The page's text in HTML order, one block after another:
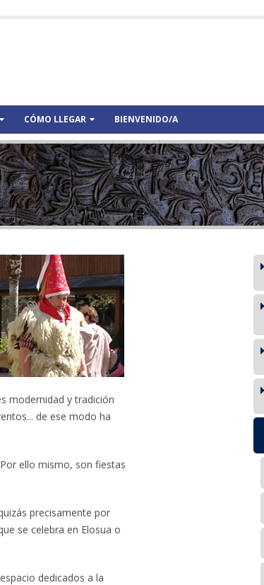
CÓMO LLEGAR BIENVENIDO/A
modernidad y tradición
de ese modo ha
ello mismo, son fiestas
precisamente por
se celebra en Elosua o
dedicados a la